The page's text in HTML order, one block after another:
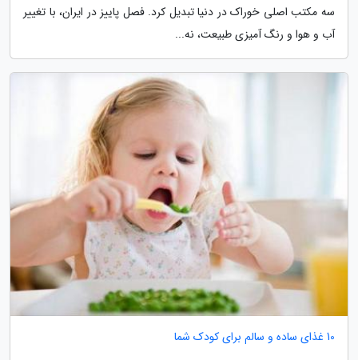
سه مکتب اصلی خوراک در دنیا تبدیل کرد. فصل پاییز در ایران، با تغییر
آب و هوا و رنگ آمیزی طبیعت، نه...
10 غذای ساده و سالم برای کودک شما